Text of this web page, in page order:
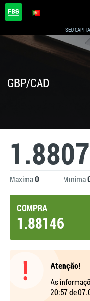
SEU
GBP/CAD
Máxima0 Mínima
COMPRA
1.88146
Atenção!
As
20:57 de